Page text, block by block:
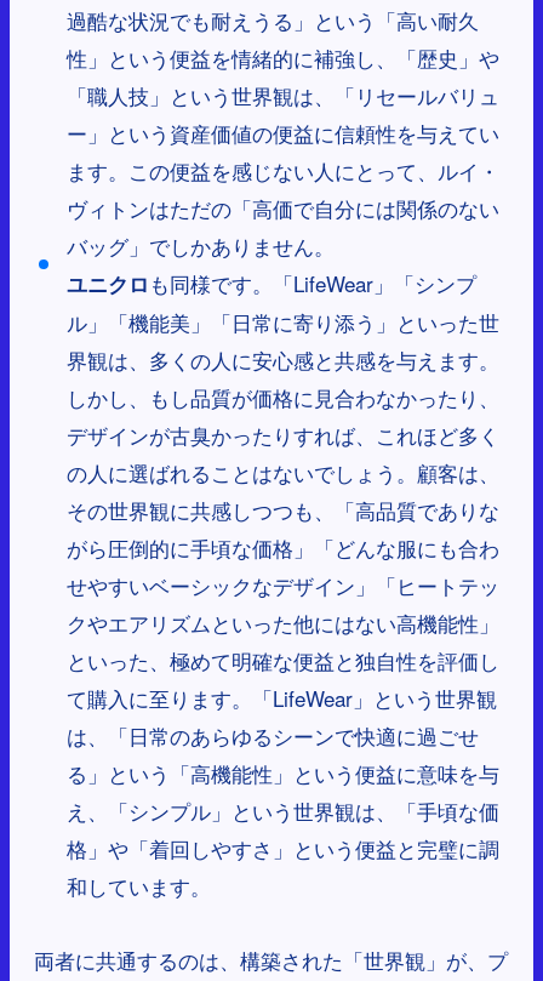
過酷な状況でも耐えうる」という「高い耐久
性」という便益を情緒的に補強し、「歴史」や
「職人技」という世界観は、「リセールバリュ
ー」という資産価値の便益に信頼性を与えてい
ます。この便益を感じない人にとって、ルイ・
ヴィトンはただの「高価で自分には関係のない
バッグ」でしかありません。
ユニクロ も同様です。「LifeWear」「シンプ
ル」「機能美」「日常に寄り添う」といった世
界観は、多くの人に安心感と共感を与えます。
しかし、もし品質が価格に見合わなかったり、
デザインが古臭かったりすれば、これほど多く
の人に選ばれることはないでしょう。顧客は、
その世界観に共感しつつも、「高品質でありな
がら圧倒的に手頃な価格」「どんな服にも合わ
せやすいベーシックなデザイン」「ヒートテッ
クやエアリズムといった他にはない高機能性」
といった、極めて明確な便益と独自性を評価し
て購入に至ります。「LifeWear」という世界観
は、「日常のあらゆるシーンで快適に過ごせ
る」という「高機能性」という便益に意味を与
え、「シンプル」という世界観は、「手頃な価
格」や「着回しやすさ」という便益と完璧に調
和しています。
両者に共通するのは、構築された「世界観」が、プ